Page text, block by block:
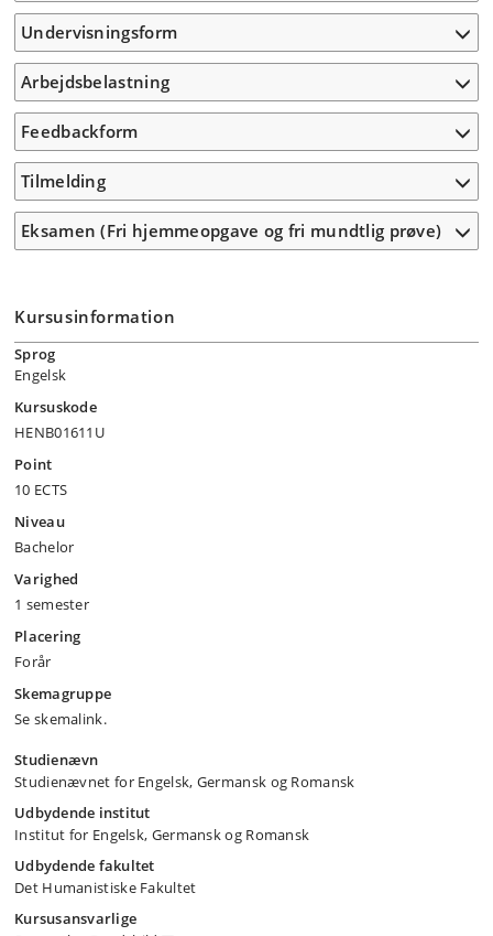
Undervisningsform
Arbejdsbelastning
Feedbackform
Tilmelding
Eksamen (Fri hjemmeopgave og fri mundtlig prøve)
Kursusinformation
Sprog
Engelsk
Kursuskode
HENB01611U
Point
10 ECTS
Niveau
Bachelor
Varighed
1 semester
Placering
Forår
Skemagruppe
Se skemalink.
Studienævn
Studienævnet for Engelsk, Germansk og Romansk
Udbydende institut
Institut for Engelsk, Germansk og Romansk
Udbydende fakultet
Det Humanistiske Fakultet
Kursusansvarlige